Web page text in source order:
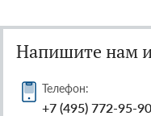
Напишите нам
Телефон:
+7 (495) 772-95-